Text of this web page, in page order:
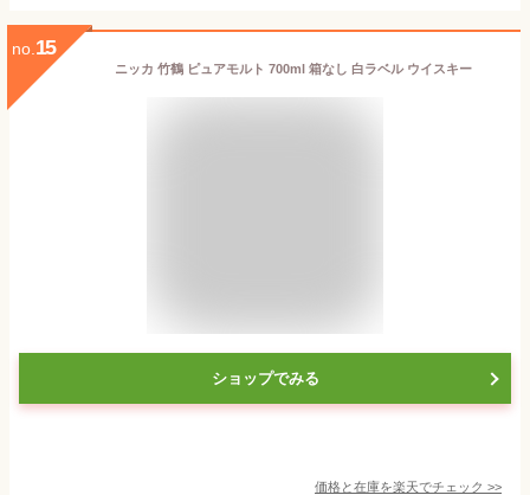
no. 15
ニッカ 竹鶴 ピュアモルト 700ml 箱なし 白ラベル ウイスキー
ショップでみる
価格と在庫を楽天でチェック >>